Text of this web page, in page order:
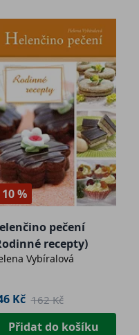
%
pečení
recepty)
Vybíralová
Kč 162 Kč
Přidat do košíku